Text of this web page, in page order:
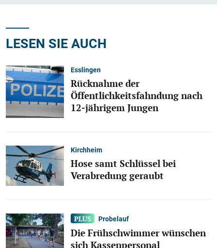
LESEN SIE AUCH
Esslingen
Rücknahme der
Öffentlichkeitsfahndung nach
12-jährigem Jungen
Kirchheim
Hose samt Schlüssel bei
Verabredung geraubt
Probelauf
Die Frühschwimmer wünschen
sich Kassenpersonal